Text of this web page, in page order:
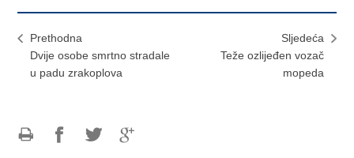
Prethodna
Dvije osobe smrtno stradale
u padu zrakoplova
Sljedeća
Teže ozlijeđen vozač
mopeda